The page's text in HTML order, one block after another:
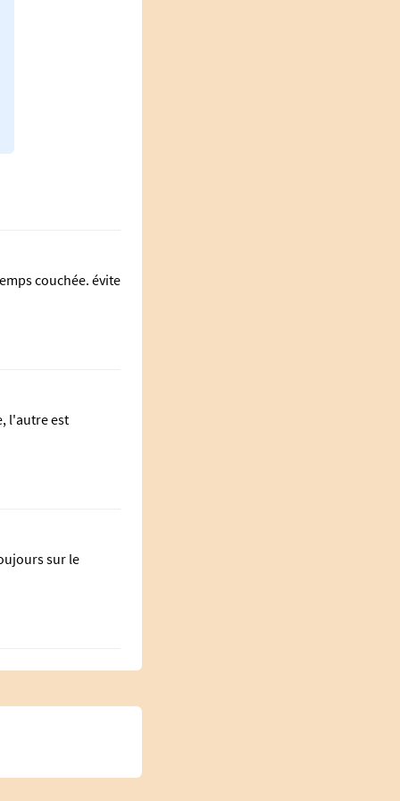
couchée. évite
l'autre est
sur le